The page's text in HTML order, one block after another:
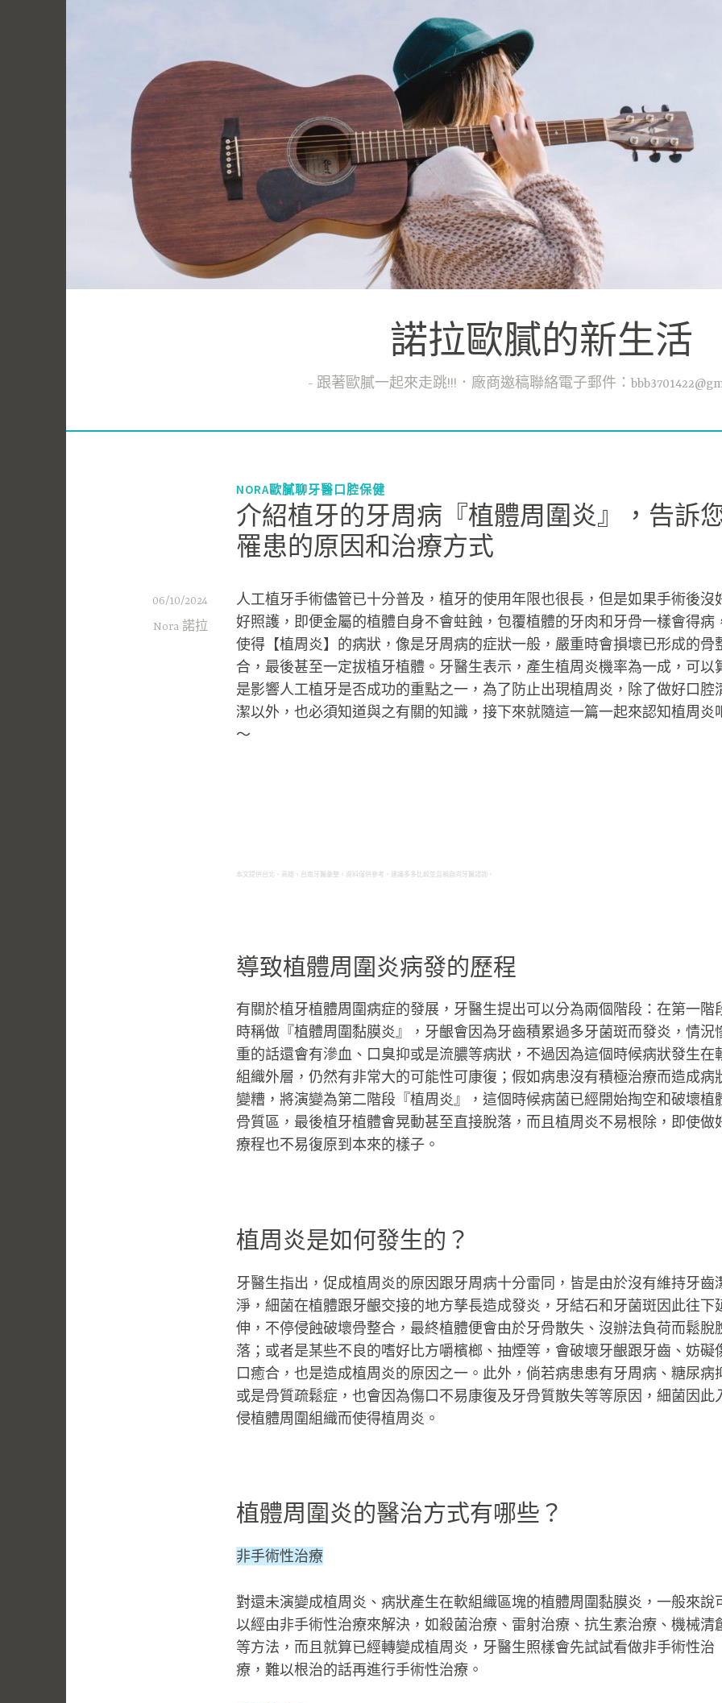
諾拉歐膩的新生活
跟著歐膩一起來走跳!!!．廠商邀稿聯絡電子郵件：
NORA歐膩聊牙醫口腔保健
介紹植牙的牙周病『植體周圍炎』，告訴
罹患的原因和治療方式
06/10/2024
Nora 諾拉
人工植牙手術儘管已十分普及，植牙的使用年限也很長，但是如果手術後沒
好照護，即便金屬的植體自身不會蛀蝕，包覆植體的牙肉和牙骨一樣會得病
使得【植周炎】的病狀，像是牙周病的症狀一般，嚴重時會損壞已形成的骨
合，最後甚至一定拔植牙植體。牙醫生表示，產生植周炎機率為一成，可以
是影響人工植牙是否成功的重點之一，為了防止出現植周炎，除了做好口腔
潔以外，也必須知道與之有關的知識，接下來就隨這一篇一起來認知植周炎
～
本文提供台北、高雄、台南牙醫彙整，資料僅供參考，建議多多比較並且親自向牙醫諮詢。
導致植體周圍炎病發的歷程
有關於植牙植體周圍病症的發展，牙醫生提出可以分為兩個階段：在第一階
時稱做『植體周圍黏膜炎』，牙齦會因為牙齒積累過多牙菌斑而發炎，情況
重的話還會有滲血、口臭抑或是流膿等病狀，不過因為這個時候病狀發生在
組織外層，仍然有非常大的可能性可康復；假如病患沒有積極治療而造成病
變糟，將演變為第二階段『植周炎』，這個時候病菌已經開始掏空和破壞植
骨質區，最後植牙植體會晃動甚至直接脫落，而且植周炎不易根除，即使做
療程也不易復原到本來的樣子。
植周炎是如何發生的？
牙醫生指出，促成植周炎的原因跟牙周病十分雷同，皆是由於沒有維持牙齒
淨，細菌在植體跟牙齦交接的地方孳長造成發炎，牙結石和牙菌斑因此往下
伸，不停侵蝕破壞骨整合，最終植體便會由於牙骨散失、沒辦法負荷而鬆脫
落；或者是某些不良的嗜好比方嚼檳榔、抽煙等，會破壞牙齦跟牙齒、妨礙
口癒合，也是造成植周炎的原因之一。此外，倘若病患患有牙周病、糖尿病
或是骨質疏鬆症，也會因為傷口不易康復及牙骨質散失等等原因，細菌因此
侵植體周圍組織而使得植周炎。
植體周圍炎的醫治方式有哪些？
非手術性治療
對還未演變成植周炎、病狀產生在軟組織區塊的植體周圍黏膜炎，一般來說
以經由非手術性治療來解決，如殺菌治療、雷射治療、抗生素治療、機械清
等方法，而且就算已經轉變成植周炎，牙醫生照樣會先試試看做非手術性治
療，難以根治的話再進行手術性治療。